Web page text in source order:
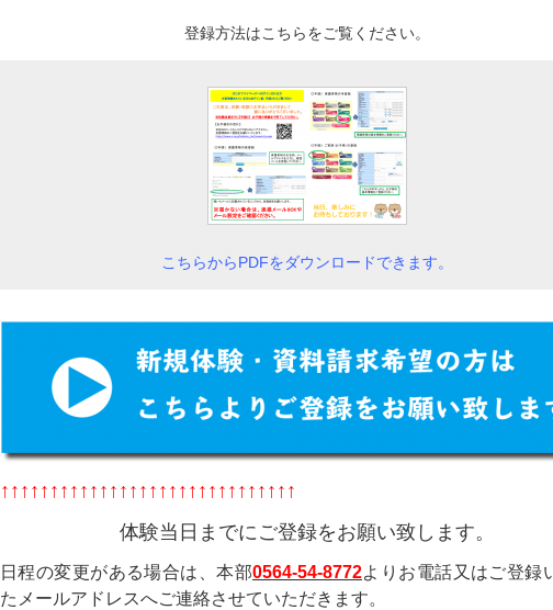
登録方法はこちらをご覧ください。
こちらからPDFをダウンロードできます。
↑↑↑↑↑↑↑↑↑↑↑↑↑↑↑↑↑↑↑↑↑↑↑↑↑↑↑↑↑↑
体験当日までにご登録をお願い致します。
日程の変更がある場合は、本部0564-54-8772よりお電話又はご登録
たメールアドレスへご連絡させていただきます。